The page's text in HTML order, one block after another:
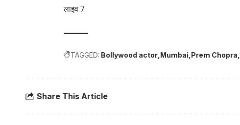
लाइव 7
TAGGED: Bollywood actor Mumbai Prem Chopra
Share This Article